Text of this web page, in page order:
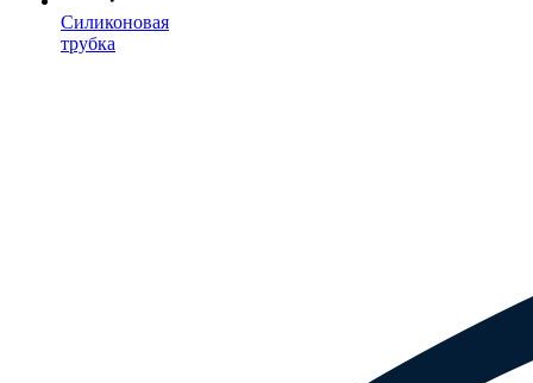
Силиконовая
трубка